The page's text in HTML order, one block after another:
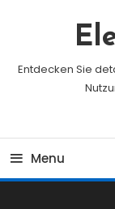
Entdecken Sie
Menu